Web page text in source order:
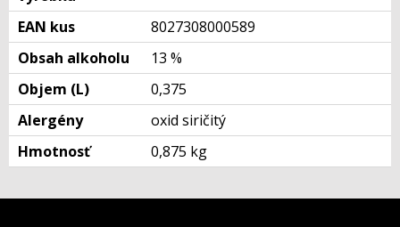
EAN kus
8027308000589
Obsah alkoholu
13 %
Objem (L)
0,375
Alergény
oxid siričitý
Hmotnosť
0,875 kg